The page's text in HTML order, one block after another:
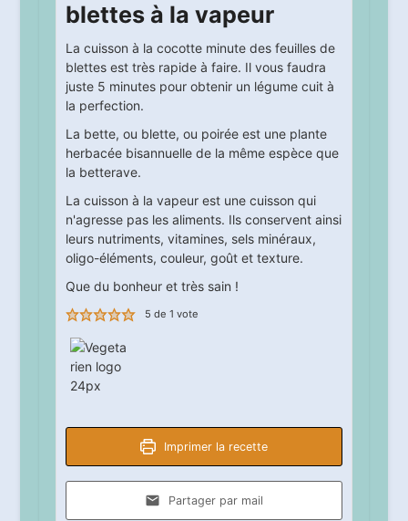
blettes à la vapeur
La cuisson à la cocotte minute des feuilles de
blettes est très rapide à faire. Il vous faudra
juste 5 minutes pour obtenir un légume cuit à
la perfection.
La bette, ou blette, ou poirée est une plante
herbacée bisannuelle de la même espèce que
la betterave.
La cuisson à la vapeur est une cuisson qui
n'agresse pas les aliments. Ils conservent ainsi
leurs nutriments, vitamines, sels minéraux,
oligo-éléments, couleur, goût et texture.
Que du bonheur et très sain !
5 de 1 vote
Imprimer la recette
Partager par mail